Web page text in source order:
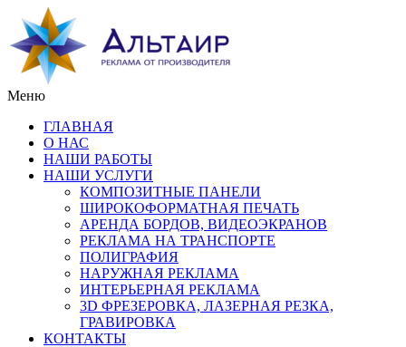
Меню
ГЛАВНАЯ
О НАС
НАШИ РАБОТЫ
НАШИ УСЛУГИ
КОМПОЗИТНЫЕ ПАНЕЛИ
ШИРОКОФОРМАТНАЯ ПЕЧАТЬ
АРЕНДА БОРДОВ, ВИДЕОЭКРАНОВ
РЕКЛАМА НА ТРАНСПОРТЕ
ПОЛИГРАФИЯ
НАРУЖНАЯ РЕКЛАМА
ИНТЕРЬЕРНАЯ РЕКЛАМА
3D ФРЕЗЕРОВКА, ЛАЗЕРНАЯ РЕЗКА,
ГРАВИРОВКА
КОНТАКТЫ